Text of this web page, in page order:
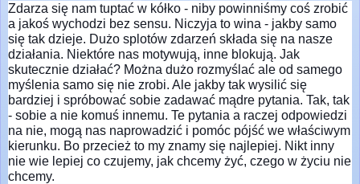
Zdarza się nam tuptać w kółko - niby powinniśmy coś zrobić
a jakoś wychodzi bez sensu. Niczyja to wina - jakby samo
się tak dzieje. Dużo splotów zdarzeń składa się na nasze
działania. Niektóre nas motywują, inne blokują. Jak
skutecznie działać? Można dużo rozmyślać ale od samego
myślenia samo się nie zrobi. Ale jakby tak wysilić się
bardziej i spróbować sobie zadawać mądre pytania. Tak, tak
- sobie a nie komuś innemu. Te pytania a raczej odpowiedzi
na nie, mogą nas naprowadzić i pomóc pójść we właściwym
kierunku. Bo przecież to my znamy się najlepiej. Nikt inny
nie wie lepiej co czujemy, jak chcemy żyć, czego w życiu nie
chcemy.